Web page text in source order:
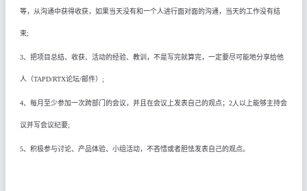
等，从沟通中获得收获，如果当天没有和一个人进行面对面的沟通，当天的工作没有结
束;
3、把项目总结、收获、活动的经验、教训，不是写完就算完，一定要尽可能地分享给他
人（TAPD/RTX论坛/邮件） ;
4、每月至少参加一次跨部门的会议，并且在会议上发表自己的观点； 2人 以上能够主持会
议并写会议纪要;
5、积极参与讨论、产品体验、小组活动，不吝惜或者胆怯发表自己的观点。